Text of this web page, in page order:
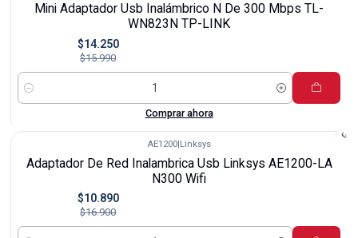
Mini Adaptador Usb Inalámbrico N De 300 Mbps TL-
WN823N TP-LINK
$14.250
$15.990
Cantidad
Comprar ahora
AE1200 Linksys
Adaptador De Red Inalambrica Usb Linksys AE1200-LA
N300 Wifi
$10.890
$16.900